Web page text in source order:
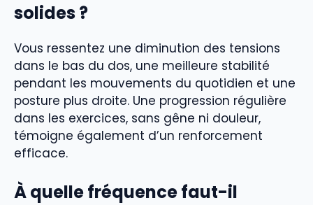
solides ?
Vous ressentez une diminution des tensions
dans le bas du dos, une meilleure stabilité
pendant les mouvements du quotidien et une
posture plus droite. Une progression régulière
dans les exercices, sans gêne ni douleur,
témoigne également d’un renforcement
efficace.
À quelle fréquence faut-il